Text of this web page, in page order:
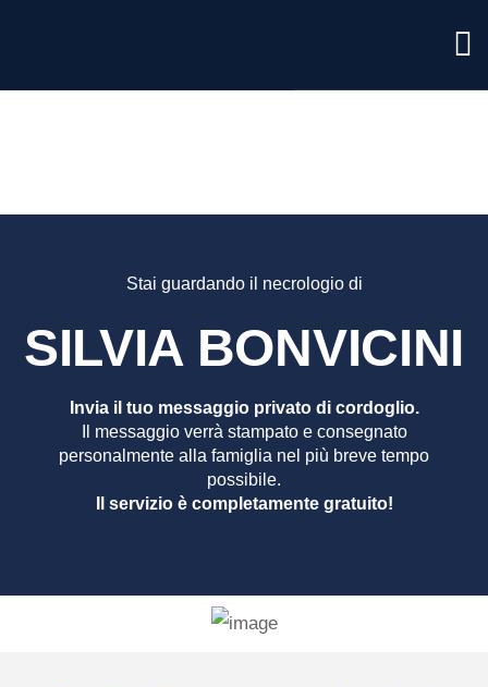
Stai guardando il necrologio di
SILVIA BONVICINI
Invia il tuo messaggio privato di cordoglio.
Il messaggio verrà stampato e consegnato
personalmente alla famiglia nel più breve tempo
possibile.
Il servizio è completamente gratuito!